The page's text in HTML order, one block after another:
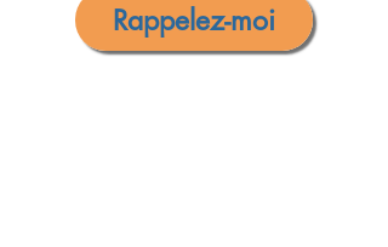
Rappelez-moi